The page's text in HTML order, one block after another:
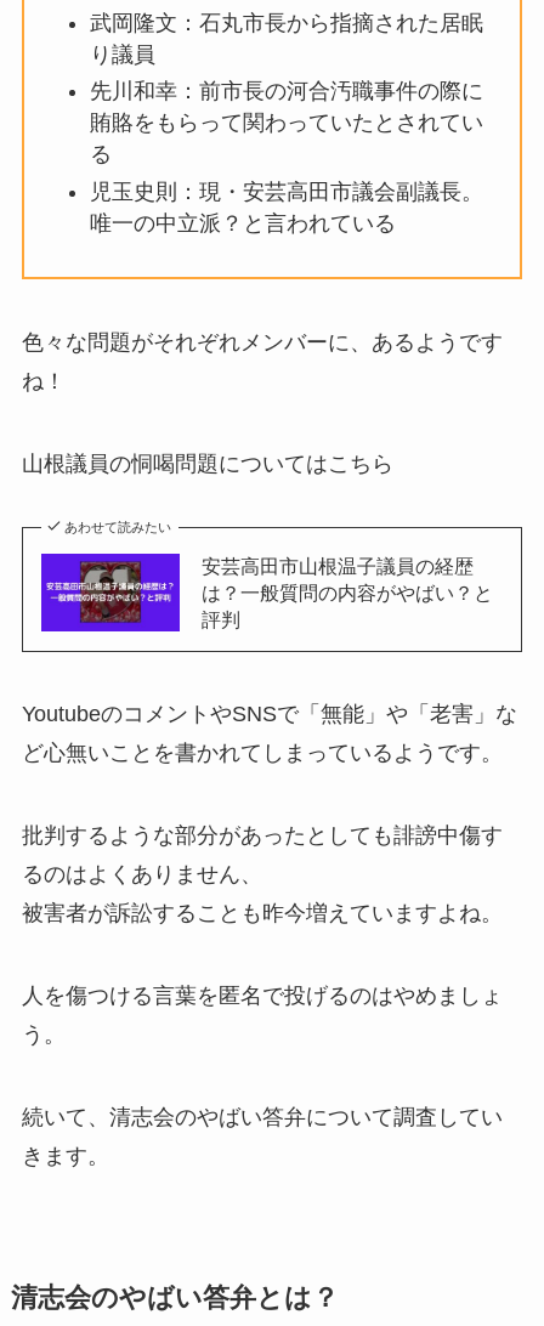
武岡隆文：石丸市長から指摘された居眠
り議員
先川和幸：前市長の河合汚職事件の際に
賄賂をもらって関わっていたとされてい
る
児玉史則：現・安芸高田市議会副議長。
唯一の中立派？と言われている
色々な問題がそれぞれメンバーに、あるようです
ね！
山根議員の恫喝問題についてはこちら
あわせて読みたい
安芸高田市山根温子議員の経歴
は？一般質問の内容がやばい？と
評判
YoutubeのコメントやSNSで「無能」や「老害」な
ど心無いことを書かれてしまっているようです。
批判するような部分があったとしても誹謗中傷す
るのはよくありません、
被害者が訴訟することも昨今増えていますよね。
人を傷つける言葉を匿名で投げるのはやめましょ
う。
続いて、清志会のやばい答弁について調査してい
きます。
清志会のやばい答弁とは？